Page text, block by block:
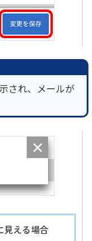
され、メールが
見える場合